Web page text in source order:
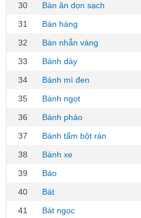
30
Bàn ăn dọn sạch
31
Bán hàng
32
Bán nhẫn vàng
33
Bánh dày
34
Bánh mì đen
35
Bánh ngọt
36
Bánh pháo
37
Bánh tẩm bột rán
38
Bánh xe
39
Báo
40
Bát
41
Bát ngọc